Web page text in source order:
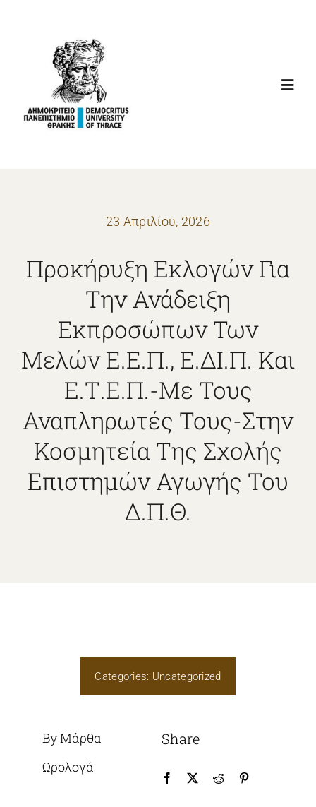
περιεχόμενο
ΕΓΚΑΤΑΣΤΑΣΕΙΣ
ΑΙΘΟΥΣΕΣ
ΑΝΑΚΟΙΝΩΣΕΙΣ
23 Απριλίου, 2026
Προκήρυξη Εκλογών Για
Την Ανάδειξη
Εκπροσώπων Των
Μελών Ε.Ε.Π., Ε.ΔΙ.Π. Και
Ε.Τ.Ε.Π.-Με Τους
Αναπληρωτές Τους-Στην
Κοσμητεία Της Σχολής
Επιστημών Αγωγής Του
Δ.Π.Θ.
Categories: Uncategorized
By Μάρθα
Ωρολογά
Share